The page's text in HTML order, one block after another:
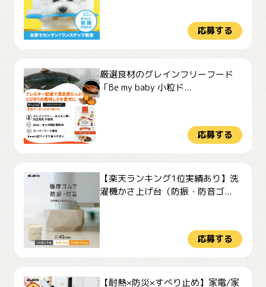
応募する
厳選食材のグレインフリーフード
「Be my baby 小粒ド...
応募する
【楽天ランキング1位実績あり】洗
濯機かさ上げ台（防振・防音ゴ...
応募する
【耐熱×防災×すべり止め】家電/家